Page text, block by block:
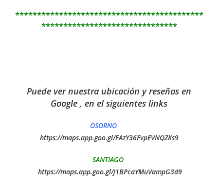
*******************************************
*******************************
Puede ver nuestra ubicación y reseñas en
Google , en el siguientes links
OSORNO
https://maps.app.goo.gl/FAzY36FvpEVNQZKs9
SANTIAGO
https://maps.app.goo.gl/j1BPcaYMuVampG3d9